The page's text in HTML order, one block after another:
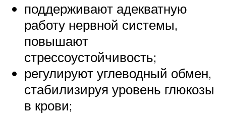
поддерживают адекватную
работу нервной системы,
повышают
стрессоустойчивость;
регулируют углеводный обмен,
стабилизируя уровень глюкозы
в крови;